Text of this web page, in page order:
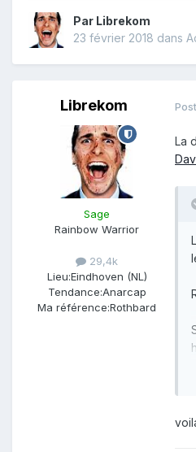
Par Librekom
23 février 2018 dans
Librekom
Sage
Rainbow Warrior
29,4k
Lieu:Eindhoven (NL)
Tendance:Anarcap
Ma référence:Rothbard
La